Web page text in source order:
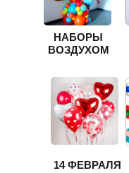
14 ФЕВРАЛЯ
НАБОРЫ
ВОЗДУХОМ